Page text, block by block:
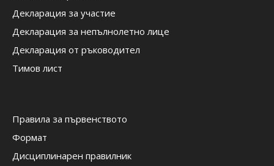
Декларация за участие
Декларация за непълнолетно лице
Декларация от ръководител
Тимов лист
Правила за първенството
Формат
Дисциплинарен правилник